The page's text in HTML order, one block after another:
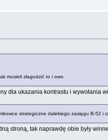
musieli złagodzić to i owo.
dla ukazania kontrastu i
strategiczne dalekiego zasięgu B-52 i
stroną, tak naprawdę obie były